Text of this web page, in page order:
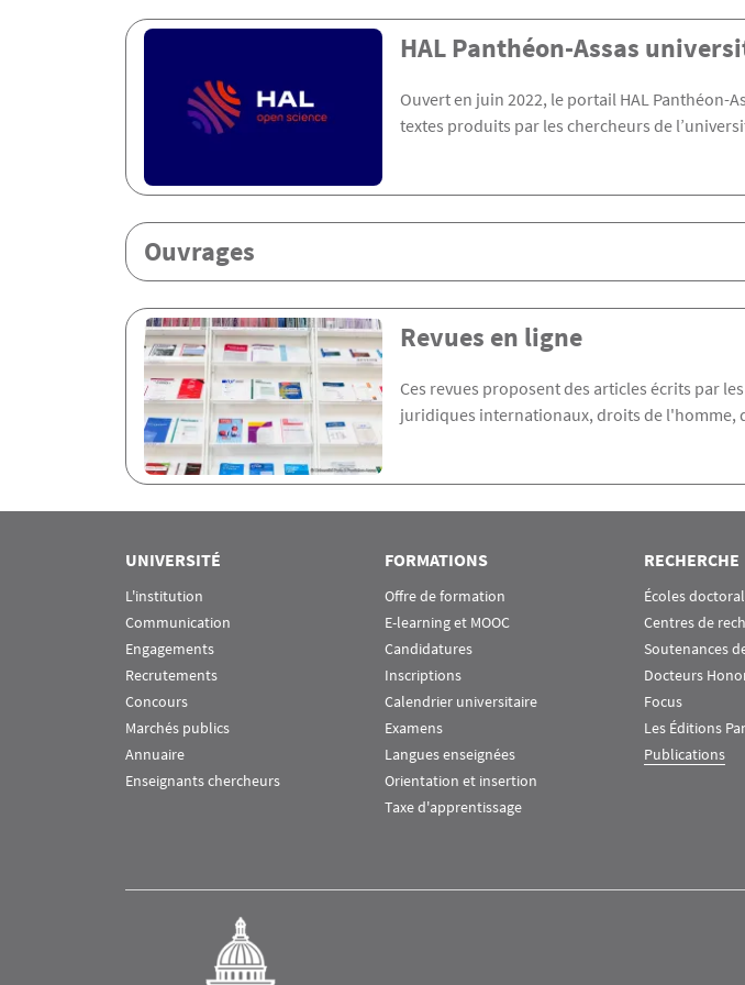
Menu Assas HAL Panthéon-Assas
Ouvert en juin 2022, le portail HAL Panthéon-
textes produits par les chercheurs de
Ouvrages
Revues en ligne
Ces revues proposent des articles écrits par
juridiques internationaux, droits de l'homme,
UNIVERSITÉ
L'institution
Communication
Engagements
Recrutements
Concours
Marchés publics
Annuaire
Enseignants chercheurs
FORMATIONS
Offre de formation
E-learning et MOOC
Candidatures
Inscriptions
Calendrier universitaire
Examens
Langues enseignées
Orientation et insertion
Taxe d'apprentissage
RECHERCHE
Écoles
Centres de
Soutenances
Docteurs
Focus
Les Éditions
Publications